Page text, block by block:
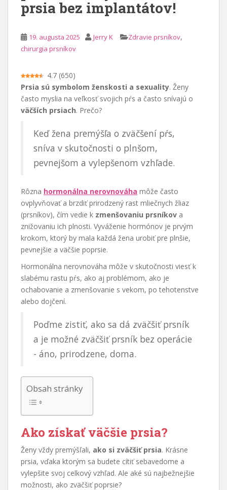
prsia bez implantátov!
19. augusta 2025 Jerry K Zdravie prsníkov,
chirurgia prsníkov
4.7 (650)
Prsia sú symbolom ženskosti a sexuality. Ženy
často myslia na veľkosť svojich pŕs a často snívajú o
väčších prsiach. Prečo?
Keď žena premýšľa o zväčšení pŕs,
sníva v skutočnosti o plnšom,
pevnejšom a vylepšenom vzhľade.
Rôzna hormonálna nerovnováha môže často
ovplyvňovať a brzdiť prirodzený rast mliečnych žliaz
(prsníkov), čím vedie k zmenšovaniu prsníkov a
znižovaniu ich plnosti. Vyváženie hormónov je prvým
krokom, ktorý by mala každá žena urobiť pre plnšie,
pevnejšie a väčšie poprsie.
Hormonálna nerovnováha môže v skutočnosti viesť k
slabému rastu pŕs, ako aj problémom, ako je
ochabovanie a zmenšovanie s vekom, po tehotenstve
alebo dojčení.
Poďme zistiť, ako sa dá zväčšiť prsník
a je možné zväčšiť prsník bez operácie
- áno, prirodzene, doma.
Obsah stránky
Ako získať väčšie prsia?
Ženy vždy premýšľali, ako si zväčšiť prsia. Krásne
prsia, vďaka ktorým sa budete cítiť sebavedome a
vylepšite svoj celkový vzhľad. Ale aké sú najbežnejšie
možnosti, ako zväčšiť poprsie?